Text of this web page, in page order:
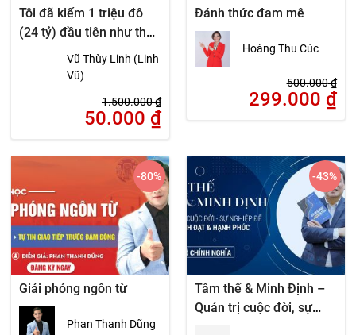
Tôi đã kiếm 1 triệu đô
(24 tỷ) đầu tiên như thế
Vũ Thùy Linh (Linh
Vũ)
1.500.000₫
50.000 ₫
Đánh thức đam mê
Hoàng Thu Cúc
500.000₫
299.000 ₫
Giải phóng ngôn từ
Phan Thanh Dũng
-80%
Tâm thế & Minh Định –
Quản trị cuộc đời, sự
-43%